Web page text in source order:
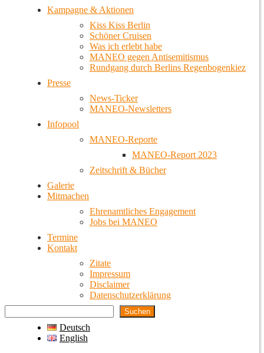
Kampagne & Aktionen
Kiss Kiss Berlin
Schöner Cruisen
Was ich erlebt habe
MANEO gegen Antisemitismus
Rundgang durch Berlins Regenbogenkiez
Presse
News-Ticker
MANEO-Newsletters
Infopool
MANEO-Reporte
MANEO-Report 2023
Zeitschrift & Bücher
Galerie
Mitmachen
Ehrenamtliches Engagement
Jobs bei MANEO
Termine
Kontakt
Zitate
Impressum
Disclaimer
Datenschutzerklärung
Suchen
Deutsch
English